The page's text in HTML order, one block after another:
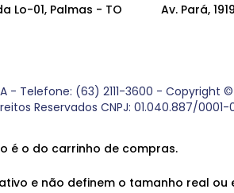
Lo-01, Palmas - TO
Av. Pará,
LTDA - Telefone: (63) 2111-3600 -
Reservados CNPJ: 01.040.887/0001-
é o do carrinho de compras.
e não definem o tamanho real